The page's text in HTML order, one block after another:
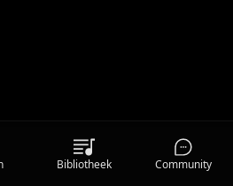
Bibliotheek Community